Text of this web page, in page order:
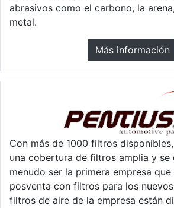
abrasivos como el carbono, la
metal.
Más información
Con más de 1000 filtros
una cobertura de filtros amplia y se
menudo ser la primera empresa
posventa con filtros para los
filtros de aire de la empresa están